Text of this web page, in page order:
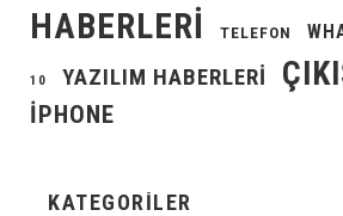
HABERLERI
TELEFON
10 YAZILIM HABERLERI
İPHONE
KATEGORILER